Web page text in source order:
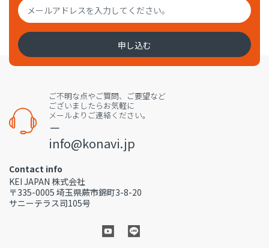
申し込む
ご不明な点やご質問、ご要望など
ございましたらお気軽に
メールよりご連絡ください。
－
info@konavi.jp
Contact info
KEI JAPAN 株式会社
〒335-0005 埼玉県蕨市錦町3-8-20
サニーテラス司105号